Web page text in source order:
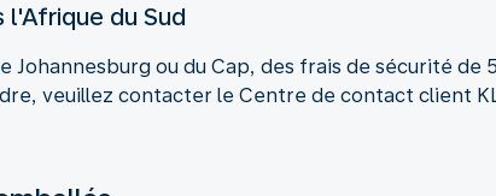
l'Afrique du Sud
Johannesburg ou du Cap, des frais de sécurité de
veuillez contacter le Centre de contact client